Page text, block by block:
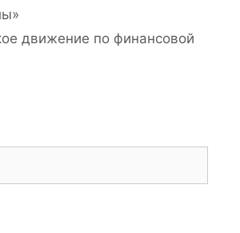
движение по финансовой